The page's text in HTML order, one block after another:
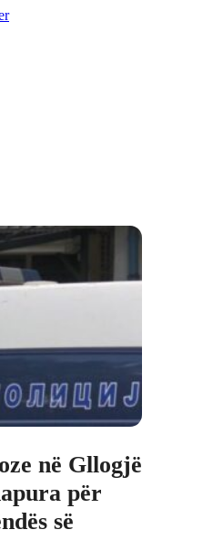
në Gllogjë
për
së